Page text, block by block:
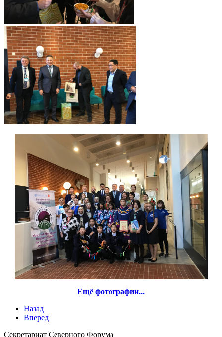
Ещё фотографии...
Назад
Вперед
Секретариат Северного Форума